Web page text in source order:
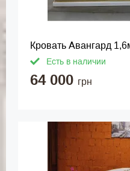
Кровать Авангард
Есть в наличии
64 000 грн